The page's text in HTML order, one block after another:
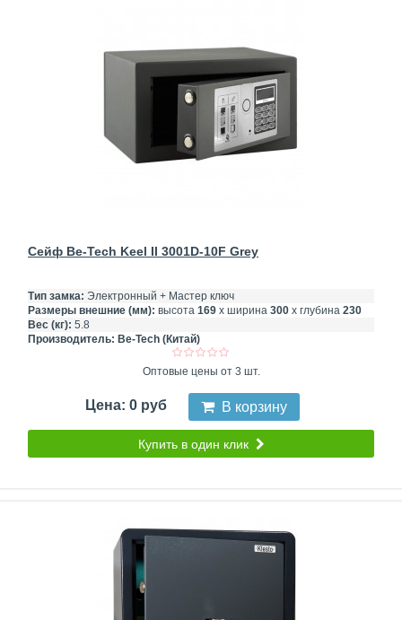
Сейф Be-Tech Keel II 3001D-10F Grey
Тип замка: Электронный + Мастер ключ
Размеры внешние (мм): высота 169 х ширина 300 х глубина 230
Вес (кг): 5.8
Производитель: Be-Tech (Китай)
Оптовые цены от 3 шт.
Цена: 0 руб В корзину
Купить в один клик